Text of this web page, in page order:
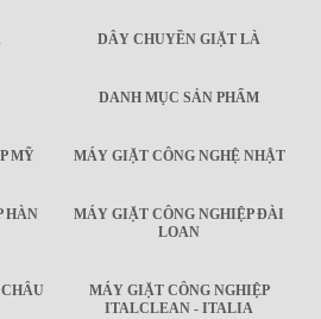
DÂY CHUYỀN GIẶT LÀ
DANH MỤC SẢN PHẨM
MỸ MÁY GIẶT CÔNG NGHỆ NHẬT
HÀN
MÁY GIẶT CÔNG NGHIỆP ĐÀI
LOAN
MÁY GIẶT CÔNG NGHIỆP
ITALCLEAN - ITALIA